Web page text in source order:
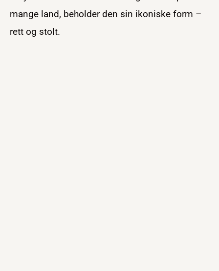
mange land, beholder den sin ikoniske form –
rett og stolt.